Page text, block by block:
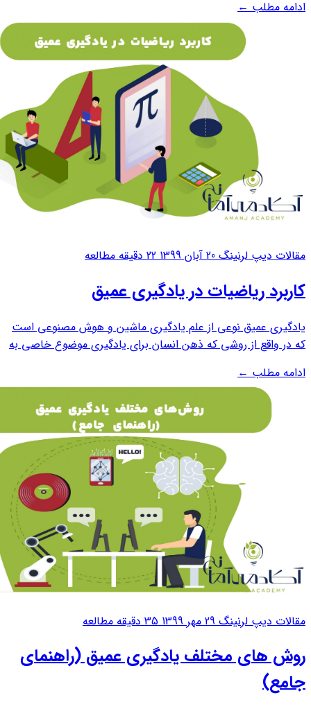
"یادگیری عمیق از گذشته تا امروز" اشاره کردیم، اغلب مدل های
یادگیری عمیق از شبکه های عصبی مصنوعی...
ادامه مطلب←
مقالات دیپ لرنینگ 20 آبان 1399 22 دقیقه مطالعه
کاربرد ریاضیات در یادگیری عمیق
یادگیری عمیق نوعی از علم یادگیری ماشین و هوش مصنوعی است
که در واقع از روشی که ذهن انسان برای یادگیری موضوع خاصی به
در علم داده می باشد که شامل آمار و مدل سازی پیش بینی است.
یادگیری عمیق برای...
ادامه مطلب←
مقالات دیپ لرنینگ 29 مهر 1399 35 دقیقه مطالعه
روش های مختلف یادگیری عمیق (راهنمای
جامع)